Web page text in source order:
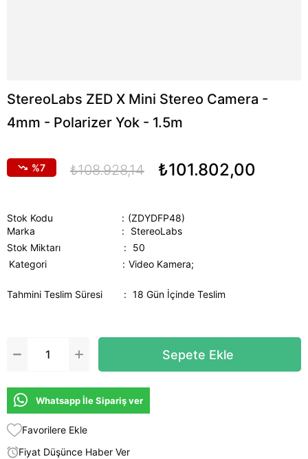
StereoLabs ZED X Mini Stereo Camera -
4mm - Polarizer Yok - 1.5m
7 ₺108.928,14 ₺101.802,00
Stok Kodu
(ZDYDFP48)
Marka
:
StereoLabs
Stok Miktarı
:
50
Kategori
Video Kamera;
Tahmini Teslim Süresi : 18 Gün İçinde Teslim
Whatsapp İle Sipariş ver
Favorilere Ekle
Fiyat Düşünce Haber Ver